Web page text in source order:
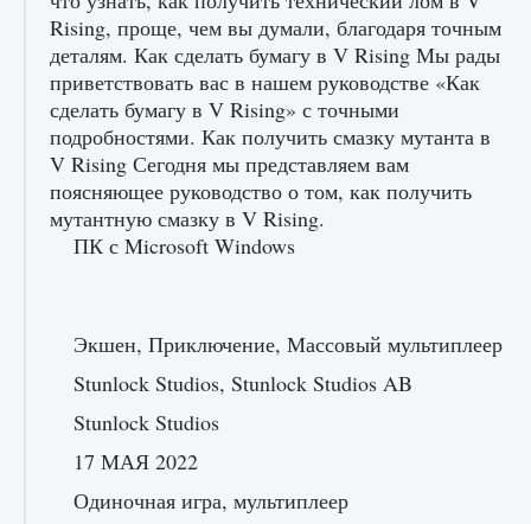
Как разблокировать заклинание Крист в
Creatures of Ava
Rising, проще, чем вы думали, благодаря точным
деталям. Как сделать бумагу в V Rising Мы рады
приветствовать вас в нашем руководстве «Как
сделать бумагу в V Rising» с точными
подробностями. Как получить смазку мутанта в
V Rising Сегодня мы представляем вам
поясняющее руководство о том, как получить
мутантную смазку в V Rising.
ПК с Microsoft Windows
Экшен, Приключение, Массовый мультиплеер
Stunlock Studios, Stunlock Studios AB
Stunlock Studios
17 МАЯ 2022
Одиночная игра, мультиплеер